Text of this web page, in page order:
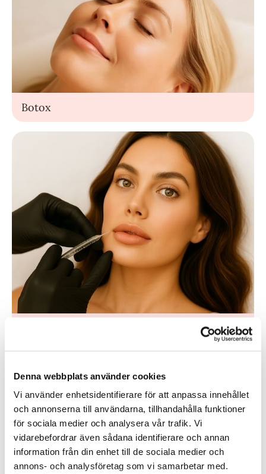
Denna webbplats använder cookies
Vi använder enhetsidentifierare för att anpassa innehållet
och annonserna till användarna, tillhandahålla funktioner
för sociala medier och analysera vår trafik. Vi
vidarebefordrar även sådana identifierare och annan
information från din enhet till de sociala medier och
annons- och analysföretag som vi samarbetar med.
Botox